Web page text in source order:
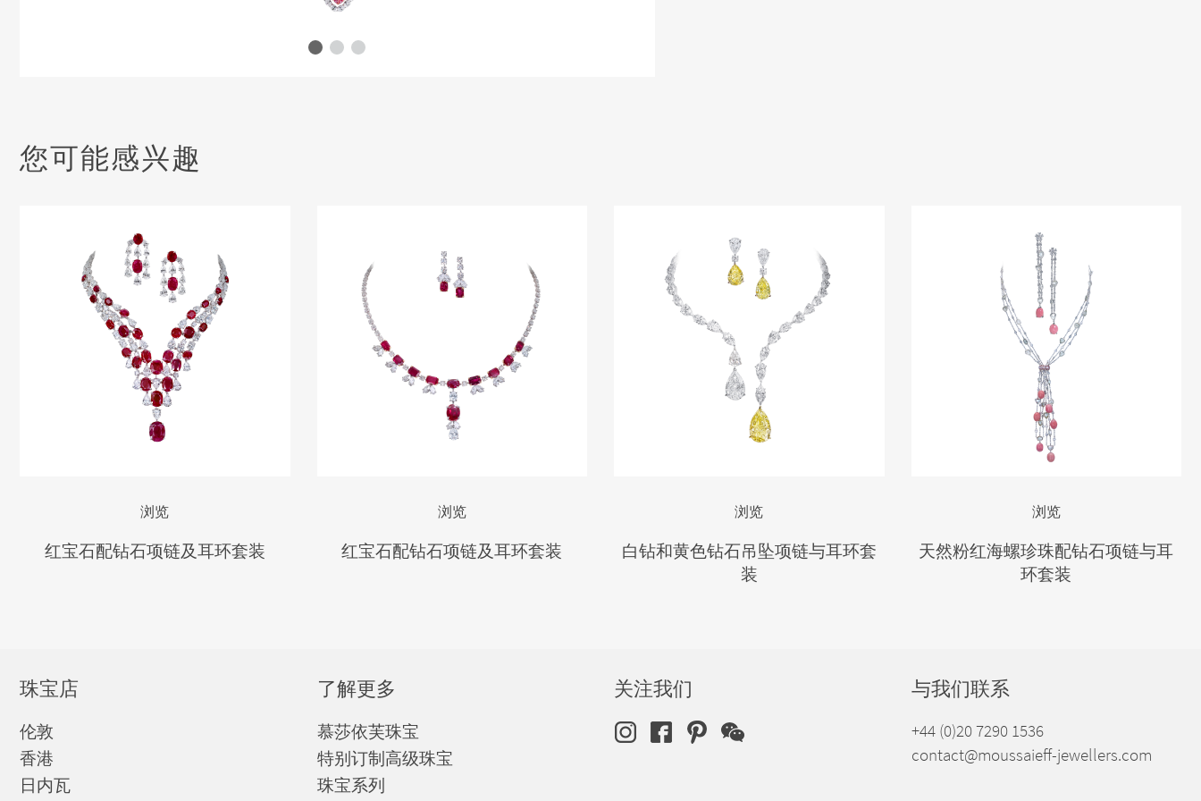
您可能感兴趣
浏览
红宝石配钻石项链及耳环套装
浏览
红宝石配钻石项链及耳环套装
浏览
白钻和黄色钻石吊坠项链与耳环套
装
浏览
天然粉红海螺珍珠配钻石项链与耳
环套装
珠宝店
伦敦
香港
日内瓦
了解更多
慕莎依芙珠宝
特别订制高级珠宝
珠宝系列
关注我们 与我们联系
+44 (0)20 7290 1536
contact@moussaieff-jewellers.com